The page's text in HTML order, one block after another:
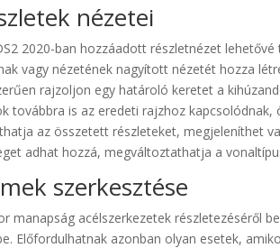
nézetei
2020-ban hozzáadott részletnézet
vagy nézetének nagyított nézetét hozza
rajzoljon egy határoló keretet a
továbbra is az eredeti rajzhoz
az összetett részleteket, megjeleníthet
adhat hozzá, megváltoztathatja a
szerkesztése
manapság acélszerkezetek részletezéséről
Előfordulhatnak azonban olyan esetek,